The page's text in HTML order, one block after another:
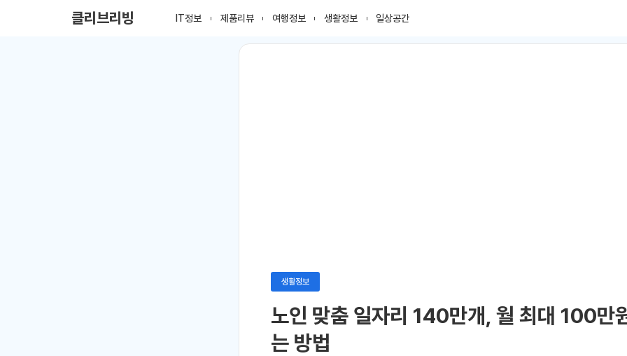
클리브리빙 IT정보 제품리뷰 여행정보 생활정보 일상공간
생활정보
노인 맞춤 일자리 140만개, 월 최대 100만
는 방법